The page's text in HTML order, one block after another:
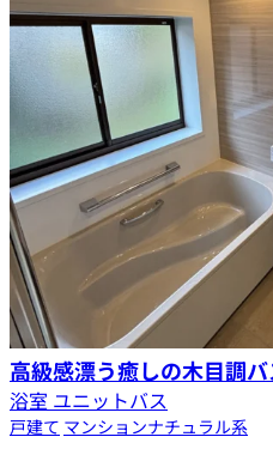
高級感漂う癒しの木目調
浴室 ユニットバス
戸建て マンションナチュラル系